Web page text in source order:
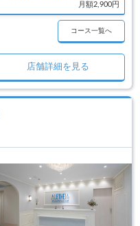
月額2,900円
コース一覧へ
店舗詳細を見る